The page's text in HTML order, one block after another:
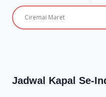
Jadwal Kapal Se-